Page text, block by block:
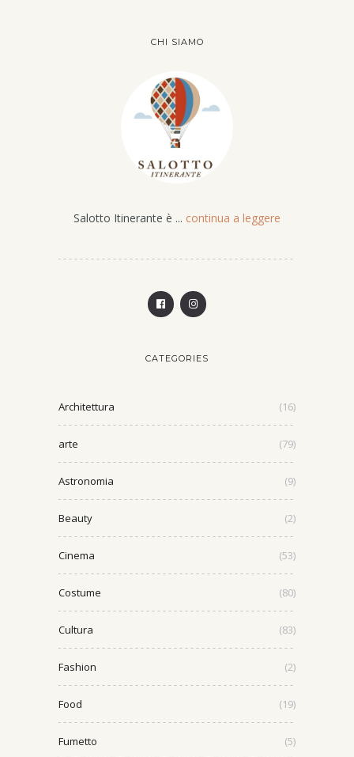
CHI SIAMO
Salotto Itinerante è ... continua a leggere
CATEGORIES
Architettura (16)
arte (79)
Astronomia (9)
Beauty (2)
Cinema (53)
Costume (80)
Cultura (83)
Fashion (2)
Food (19)
Fumetto (5)